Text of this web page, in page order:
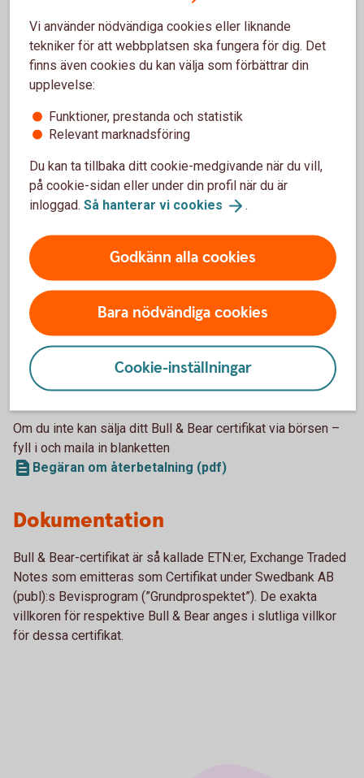
När man handlar Swedbanks Bull & Bear-certifikat betalar
man courtage, precis som vid aktieköp. Handel med
Swedbanks Bull & Bear-certifikat i internetbanken och
mobilbanken är avgiftsfri, för övriga kanaler gäller ordinarie
prislista. Vid handel tas en spread mellan köp och säljkurs
föregående noteringsdags stängningskurs justerat med
marginaluttag. Se respektive certifikats slutliga villkor för
mer information om marginaluttag.
Viktigt att veta
För respektive Bull & Bear-certifikat finns slutliga villkor.
Bull & Bear-certifikat är så kallade ETN:er, Exchange Traded
Notes, och i slutliga villkor dokumenteras dessa som
certifikat. Det är viktigt att du läser dessa villkor
tillsammans med det av Finansinspektionen godkända
grundprospektet innan du handlar. Slutliga villkor samt
grundprospekt finns att ladda ner på hemsidan.
Bull & Bear-certifikat - villkor ochgrundprospekt
Om du inte kan sälja ditt Bull & Bear certifikat via börsen –
fyll i och maila in blanketten
Begäran om återbetalning (pdf)
Dokumentation
Bull & Bear-certifikat är så kallade ETN:er, Exchange Traded
Notes som emitteras som Certifikat under Swedbank AB
(publ):s Bevisprogram (”Grundprospektet”). De exakta
villkoren för respektive Bull & Bear anges i slutliga villkor
för dessa certifikat.
Vi använder nödvändiga cookies eller liknande
tekniker för att webbplatsen ska fungera för dig. Det
finns även cookies du kan välja som förbättrar din
upplevelse:
Funktioner, prestanda och statistik
Relevant marknadsföring
Du kan ta tillbaka ditt cookie-medgivande när du vill,
på cookie-sidan eller under din profil när du är
inloggad. Så hanterar vi cookies .
Godkänn alla cookies
Bara nödvändiga cookies
Cookie-inställningar